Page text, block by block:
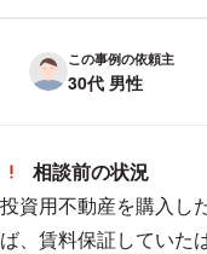
この事例の依頼主
30代 男性
相談前の状況
投資用不動産を購入し
ば、賃料保証していた